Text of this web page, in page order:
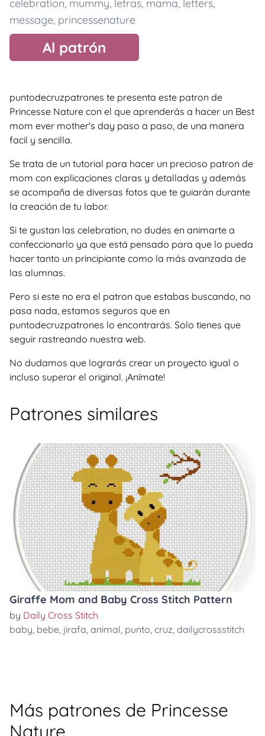
celebration, mummy, letras, mama, letters,
message, princessenature
Al patrón
puntodecruzpatrones te presenta este patron de
Princesse Nature con el que aprenderás a hacer un Best
mom ever mother's day paso a paso, de una manera
facil y sencilla.
Se trata de un tutorial para hacer un precioso patron de
mom con explicaciones claras y detalladas y además
se acompaña de diversas fotos que te guiarán durante
la creación de tu labor.
Si te gustan las celebration, no dudes en animarte a
confeccionarlo ya que está pensado para que lo pueda
hacer tanto un principiante como la más avanzada de
las alumnas.
Pero si este no era el patron que estabas buscando, no
pasa nada, estamos seguros que en
puntodecruzpatrones lo encontrarás. Solo tienes que
seguir rastreando nuestra web.
No dudamos que lograrás crear un proyecto igual o
incluso superar el original. ¡Anímate!
Patrones similares
Giraffe Mom and Baby Cross Stitch Pattern
by Daily Cross Stitch
baby, bebe, jirafa, animal, punto, cruz, dailycrossstitch
Más patrones de Princesse
Nature